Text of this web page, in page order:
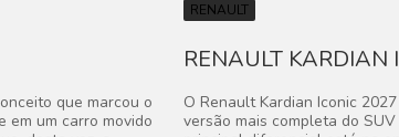
que marcou o
em um carro movido
RENAULT
RENAULT KARDIAN
O Renault Kardian Iconic
versão mais completa do